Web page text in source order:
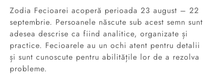
Zodia Fecioarei acoperă perioada 23 august – 22
septembrie. Persoanele născute sub acest semn sunt
adesea descrise ca fiind analitice, organizate și
practice. Fecioarele au un ochi atent pentru detalii
și sunt cunoscute pentru abilitățile lor de a rezolva
probleme.